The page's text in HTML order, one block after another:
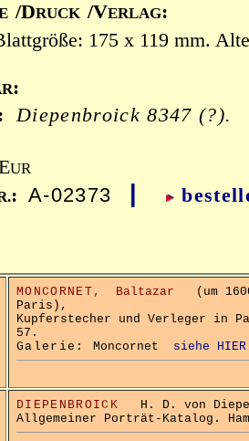
/DRUCK /VERLAG:
175 x 119 mm.
:
Diepenbroick 8347 (?).
UR
: A-02373 |
MONCORNET, Baltazar (um
Paris),
Kupferstecher und Verleger in
57.
Galerie: Moncornet siehe HIER
DIEPENBROICK H. D. von
Allgemeiner Porträt-Katalog.